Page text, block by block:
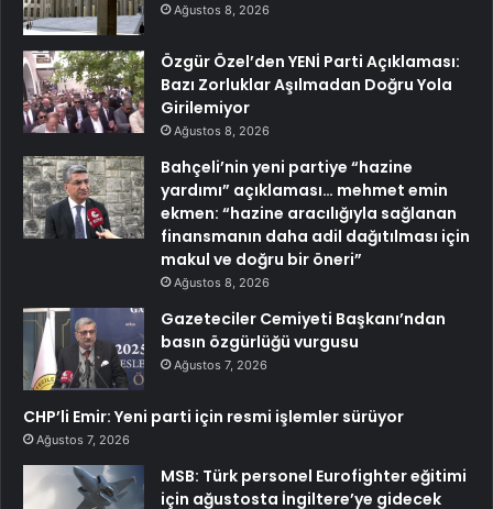
Ağustos 8, 2026
Özgür Özel’den YENİ Parti Açıklaması:
Bazı Zorluklar Aşılmadan Doğru Yola
Girilemiyor
Ağustos 8, 2026
Bahçeli’nin yeni partiye “hazine
yardımı” açıklaması… mehmet emin
ekmen: “hazine aracılığıyla sağlanan
finansmanın daha adil dağıtılması için
makul ve doğru bir öneri”
Ağustos 8, 2026
Gazeteciler Cemiyeti Başkanı’ndan
basın özgürlüğü vurgusu
Ağustos 7, 2026
CHP’li Emir: Yeni parti için resmi işlemler sürüyor
Ağustos 7, 2026
MSB: Türk personel Eurofighter eğitimi
için ağustosta İngiltere’ye gidecek